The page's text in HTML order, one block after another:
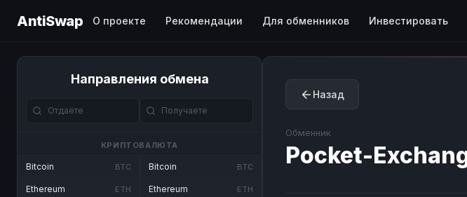
AntiSwap О проекте Рекомендации Для обменников Инвестировать
Направления обмена
КРИПТОВАЛЮТА
Bitcoin BTC
Ethereum ETH
Bitcoin BTC
Ethereum ETH
Назад
Обменник
Pocket-